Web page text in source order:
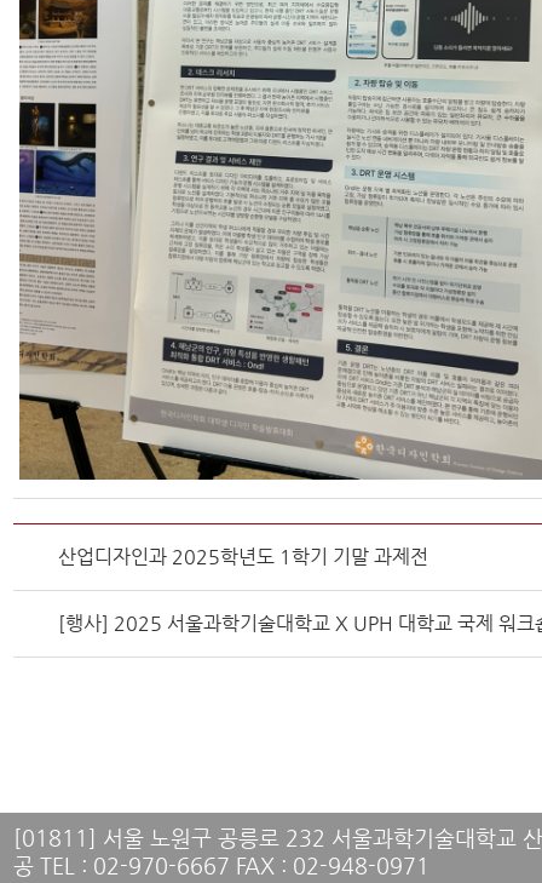
산업디자인과 2025학년도 1학기 기말 과제전
[행사] 2025 서울과학기술대학교 X UPH 대학교 국제 워크
[01811] 서울 노원구 공릉로 232 서울과학기술대학교
공 TEL : 02-970-6667 FAX : 02-948-0971